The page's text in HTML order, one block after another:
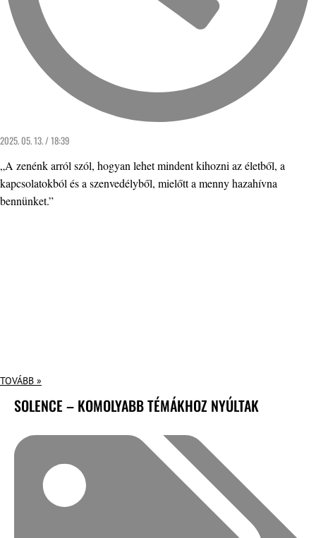
2025. 05. 13. / 18:39
„A zenénk arról szól, hogyan lehet mindent kihozni az életből, a
kapcsolatokból és a szenvedélyből, mielőtt a menny hazahívna
bennünket.”
TOVÁBB »
SOLENCE – KOMOLYABB TÉMÁKHOZ NYÚLTAK